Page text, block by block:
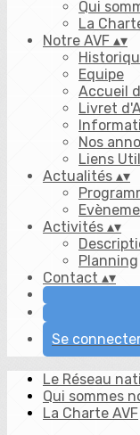
Qui
La
Notre AVF ▴▾
Equipe
Accueil
Livret
Nos
Liens
Actualités ▴▾
Activités ▴▾
Planning
Contact ▴▾
Se
Le Réseau
Qui sommes
La Charte AVF